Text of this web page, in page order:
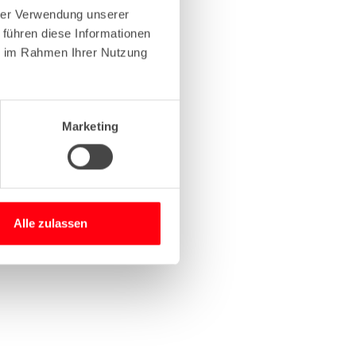
Verwendung unserer
diese Informationen
Rahmen Ihrer Nutzung
Marketing
Alle zulassen
information).